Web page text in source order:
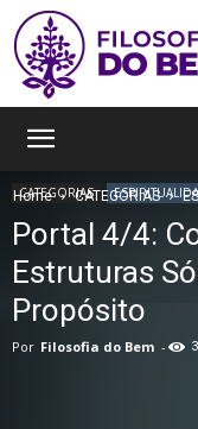
Home CATEGORIAS
CATEGORIAS
Portal 4/4:
Estruturas
Propósito
Por Filosofia do Bem -